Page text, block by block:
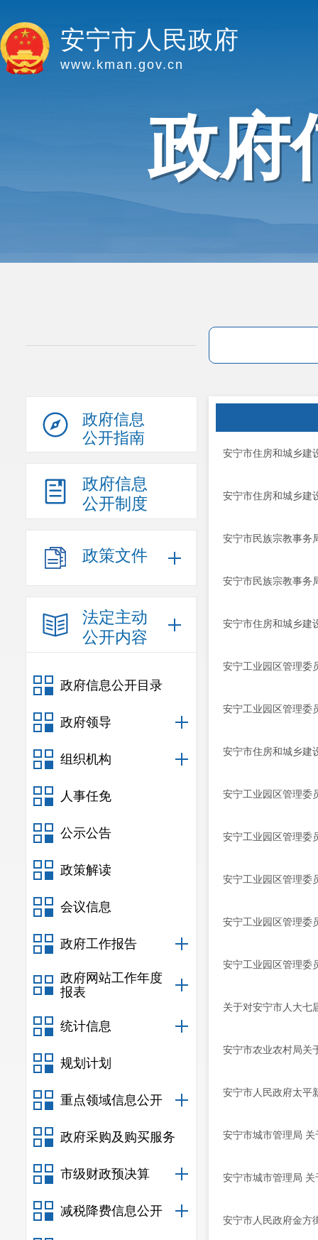
安宁市人民政府
www.kman.gov.cn
政府
政府信息
公开指南
政府信息
公开制度
政策文件
法定主动
公开内容
政府信息公开目录
政府领导
组织机构
人事任免
公示公告
政策解读
会议信息
政府工作报告
政府网站工作年度
报表
统计信息
规划计划
重点领域信息公开
政府采购及购买服务
市级财政预决算
减税降费信息公开
安宁市住房和城乡建
安宁市住房和城乡建
安宁市民族宗教事务
安宁市民族宗教事务
安宁市住房和城乡建
安宁工业园区管理委
安宁工业园区管理委
安宁市住房和城乡建
安宁工业园区管理委
安宁工业园区管理委
安宁工业园区管理委
安宁工业园区管理委
安宁工业园区管理委
关于对安宁市人大七
安宁市农业农村局关
安宁市人民政府太平
安宁市城市管理局
安宁市城市管理局
安宁市人民政府金方